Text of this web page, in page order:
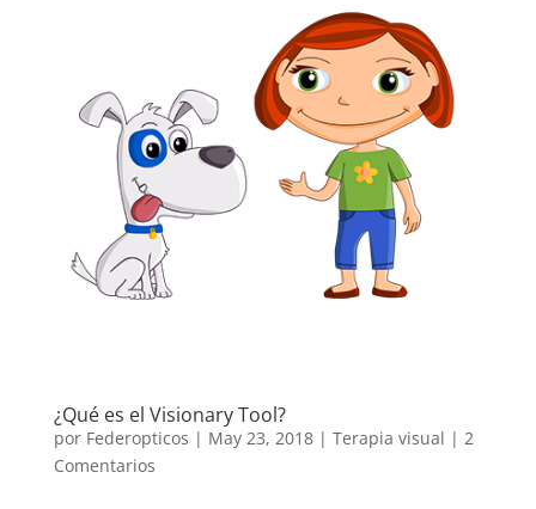
¿Qué es el Visionary Tool?
por Federopticos | May 23, 2018| Terapia visual | 2
Comentarios